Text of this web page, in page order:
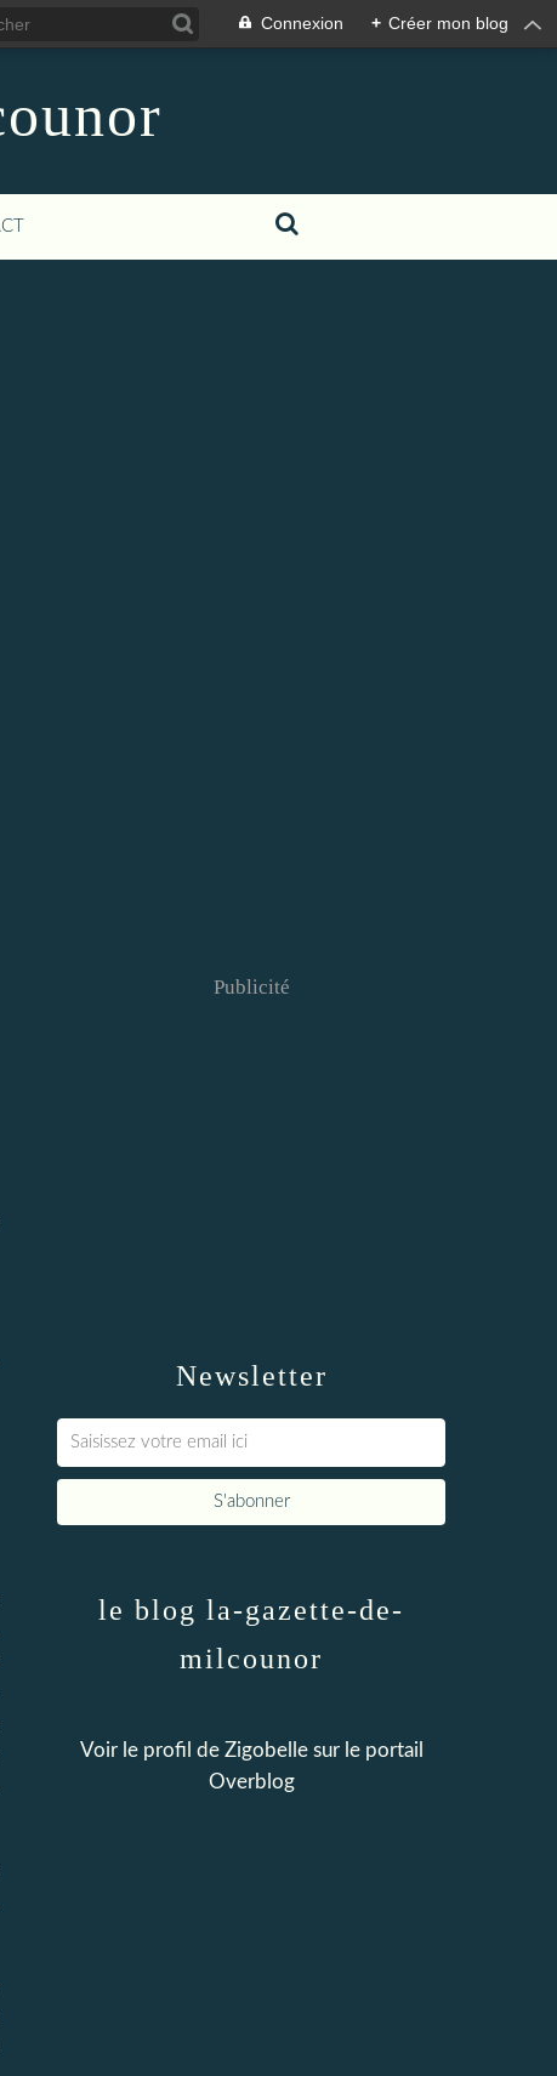
Connexion + Créer mon blog
Newsletter
Publicité
le blog la-gazette-de-
milcounor
Voir le profil de Zigobellesur le portail
Overblog